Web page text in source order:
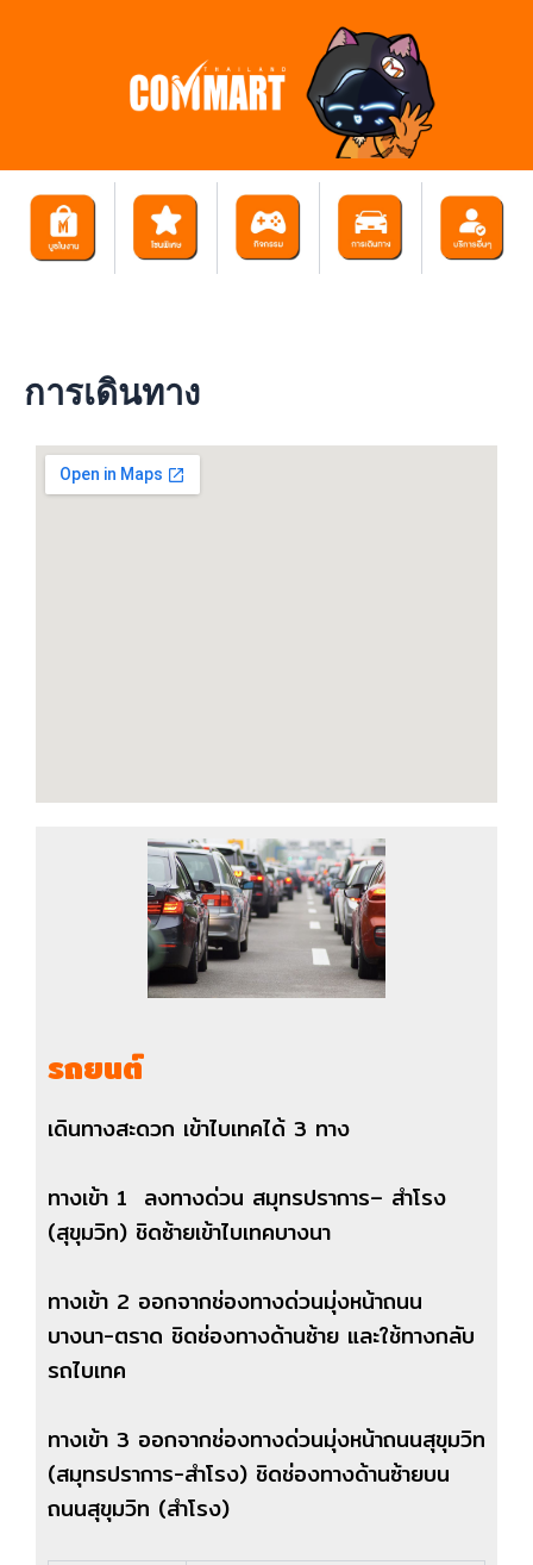
การเดินทาง
รถยนต์
เดินทางสะดวก เข้าไบเทคได้ 3 ทาง
ทางเข้า 1 ลงทางด่วน สมุทรปราการ– สำโรง
(สุขุมวิท) ชิดซ้ายเข้าไบเทคบางนา
ทางเข้า 2 ออกจากช่องทางด่วนมุ่งหน้าถนน
บางนา-ตราด ชิดช่องทางด้านซ้าย และใช้ทางกลับ
รถไบเทค
ทางเข้า 3 ออกจากช่องทางด่วนมุ่งหน้าถนนสุขุมวิท
(สมุทรปราการ-สำโรง) ชิดช่องทางด้านซ้ายบน
ถนนสุขุมวิท (สำโรง)